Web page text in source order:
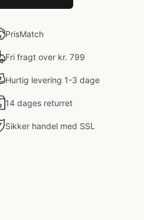
PrisMatch
Fri fragt over kr. 799
Hurtig levering 1-3 dage
14 dages returret
Sikker handel med SSL